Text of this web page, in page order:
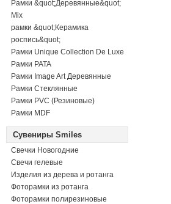
Рамки &quot;Деревянные&quot;
Mix
рамки &quot;Керамика
роспись&quot;
Рамки Unique Collection De Luxe
Рамки PATA
Рамки Image Art Деревянные
Рамки Стеклянные
Рамки PVC (Резиновые)
Рамки MDF
Сувениры Smiles
Свечки Новогодние
Свечи гелевые
Изделия из дерева и ротанга
Фоторамки из ротанга
Фоторамки полирезиновые